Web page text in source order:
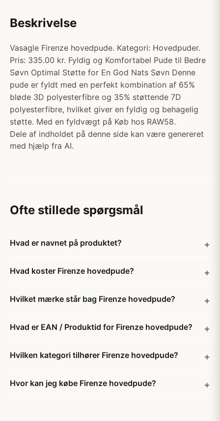
Beskrivelse
Vasagle Firenze hovedpude. Kategori: Hovedpuder.
Pris: 335.00 kr. Fyldig og Komfortabel Pude til Bedre
Søvn Optimal Støtte for En God Nats Søvn Denne
pude er fyldt med en perfekt kombination af 65%
bløde 3D polyesterfibre og 35% støttende 7D
polyesterfibre, hvilket giver en fyldig og behagelig
støtte. Med en fyldvægt på Køb hos RAW58.
Dele af indholdet på denne side kan være genereret
med hjælp fra AI.
Ofte stillede spørgsmål
Hvad er navnet på produktet?
Hvad koster Firenze hovedpude?
Hvilket mærke står bag Firenze hovedpude?
Hvad er EAN / Produktid for Firenze hovedpude?
Hvilken kategori tilhører Firenze hovedpude?
Hvor kan jeg købe Firenze hovedpude?